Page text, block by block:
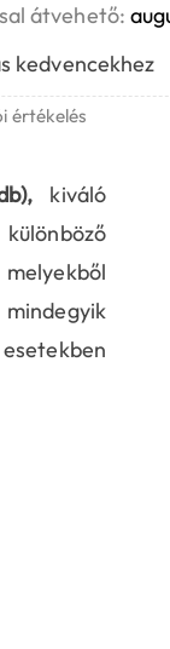
átvehető:
kedvencekhez
értékelés
kiváló